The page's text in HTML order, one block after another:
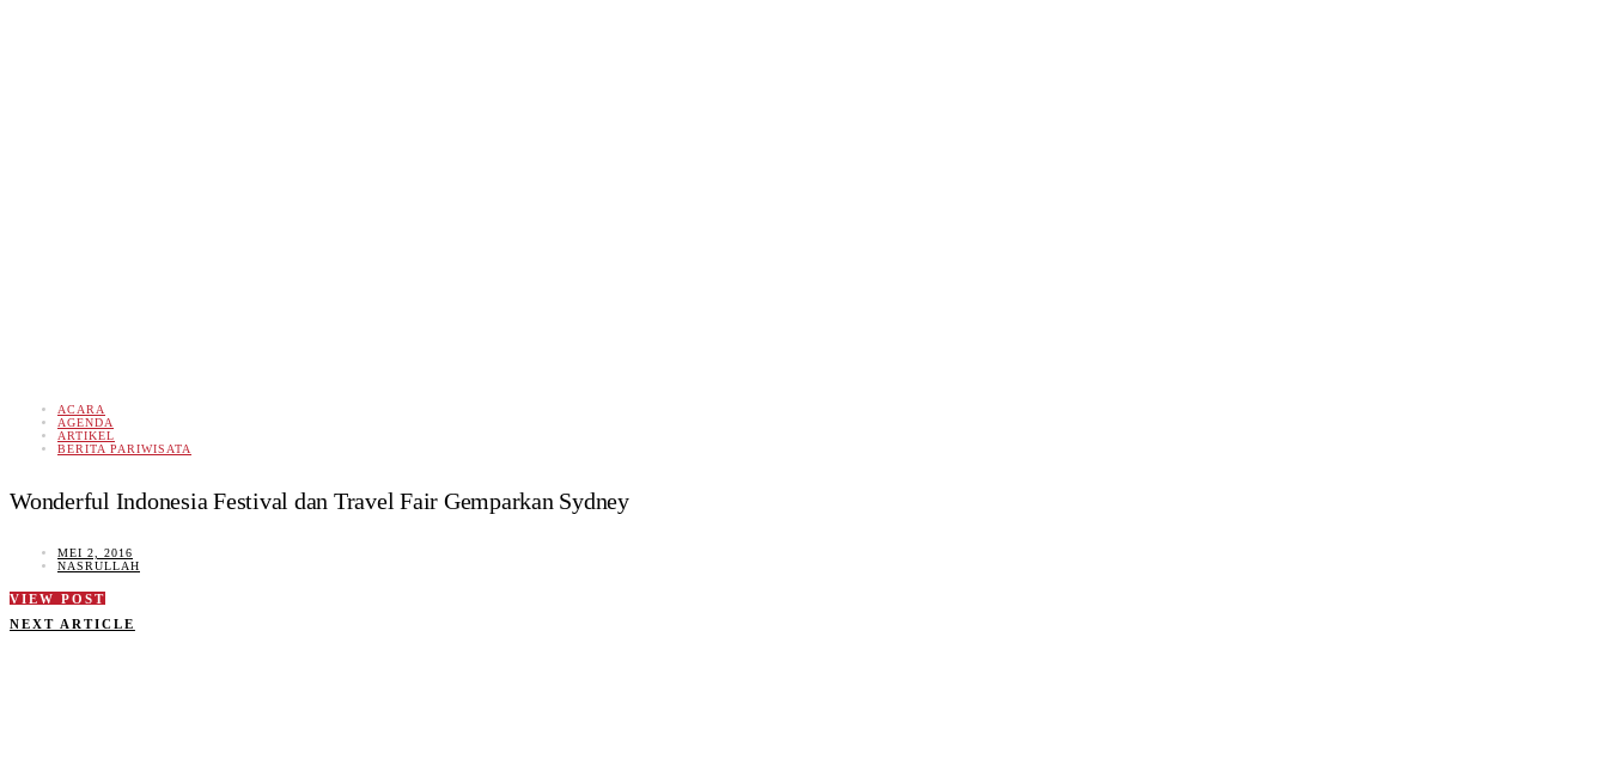
ACARA
AGENDA
ARTIKEL
BERITA PARIWISATA
Wonderful Indonesia Festival dan Travel Fair Gemparkan Sydney
MEI 2, 2016
NASRULLAH
VIEW POST
NEXT ARTICLE